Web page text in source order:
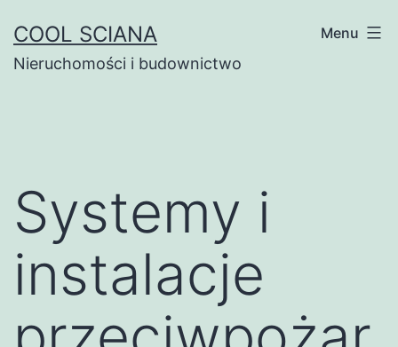
do
treści
COOL SCIANA
Nieruchomości i budownictwo
Menu
Systemy i
instalacje